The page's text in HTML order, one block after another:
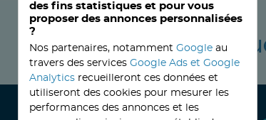
Ne
des fins statistiques et pour vous
proposer des annonces personnalisées
?
Nos partenaires, notamment Google au
travers des services Google Ads et Google
Analytics recueilleront ces données et
utiliseront des cookies pour mesurer les
performances des annonces et les